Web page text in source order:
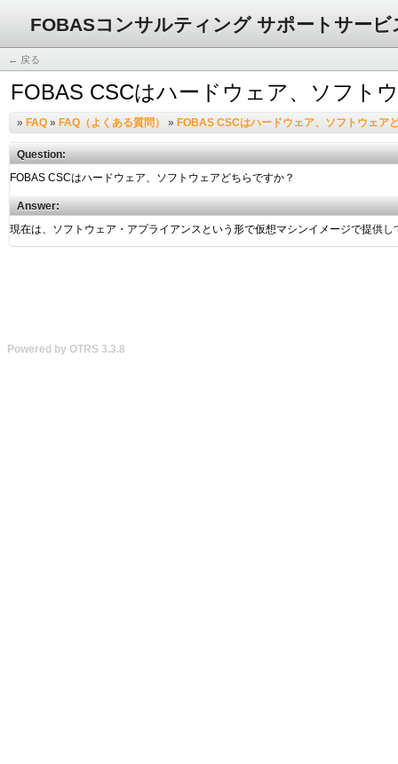
FOBASコンサルティング サポートサービ
← 戻る
FOBAS CSCはハードウェア、ソフト
» FAQ » FAQ（よくある質問） » FOBAS CSCはハードウェア、ソフトウェア
Question:
Answer:
Powered by OTRS 3.3.8